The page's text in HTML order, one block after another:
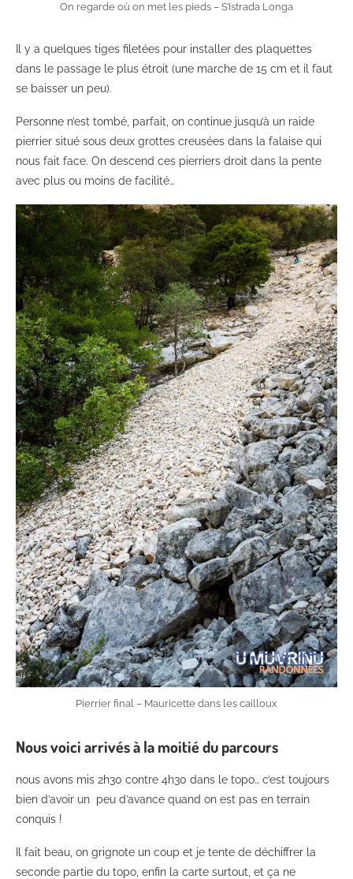
On regarde où on met les pieds – S’Istrada Longa
Il y a quelques tiges filetées pour installer des plaquettes
dans le passage le plus étroit (une marche de 15 cm et il faut
se baisser un peu).
Personne n’est tombé, parfait, on continue jusqu’à un raide
pierrier situé sous deux grottes creusées dans la falaise qui
nous fait face. On descend ces pierriers droit dans la pente
avec plus ou moins de facilité…
Pierrier final – Mauricette dans les cailloux
Nous voici arrivés à la moitié du parcours
nous avons mis 2h30 contre 4h30 dans le topo… c’est toujours
bien d’avoir un peu d’avance quand on est pas en terrain
conquis !
Il fait beau, on grignote un coup et je tente de déchiffrer la
seconde partie du topo, enfin la carte surtout, et ça ne